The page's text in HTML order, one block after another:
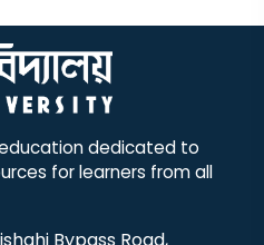
dedicated to
for learners from all